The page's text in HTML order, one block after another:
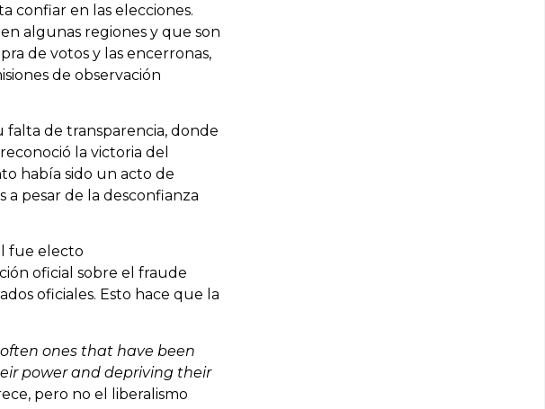
confiar en las elecciones.
algunas regiones y que son
de votos y las encerronas,
de observación
falta de transparencia, donde
la victoria del
había sido un acto de
a pesar de la desconfianza
fue electo
oficial sobre el fraude
oficiales. Esto hace que la
ones that have been
power and depriving their
pero no el liberalismo